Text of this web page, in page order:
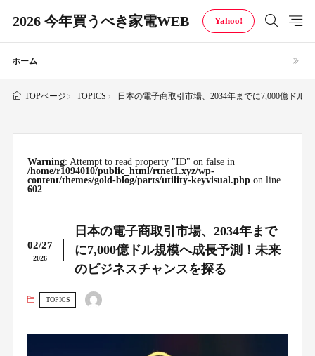
2026 今年買うべき家電WEB Yahoo!
ホーム
TOPページ TOPICS 日本の電子商取引市場、2034年までに7,000億ドル
Warning: Attempt to read property "ID" on false in
/home/r1094010/public_html/rtnet1.xyz/wp-
content/themes/gold-blog/parts/utility-keyvisual.phpon line
602
02/27
2026
日本の電子商取引市場、2034年まで
に7,000億ドル規模へ成長予測！未来
のビジネスチャンスを探る
TOPICS